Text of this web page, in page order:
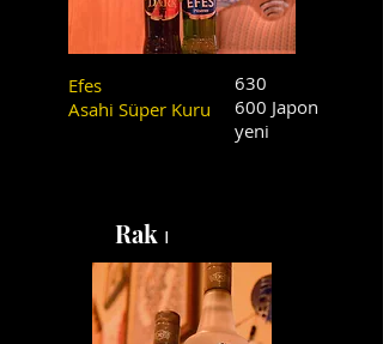
Efes
Asahi Süper Kuru
630
600 Japon
yeni
Rak ı